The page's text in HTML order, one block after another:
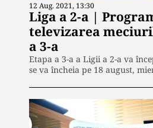
12 Aug. 2021, 13:30
Liga a 2-a |
televizarea
a 3-a
Etapa a 3-a a Ligii a 2-a va
se va încheia pe 18 august,